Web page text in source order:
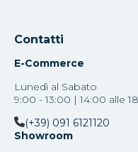
Contatti
E-Commerce
Lunedì al Sabato
9:00 - 13:00 | 14:00 alle
(+39) 091 6121120
Showroom